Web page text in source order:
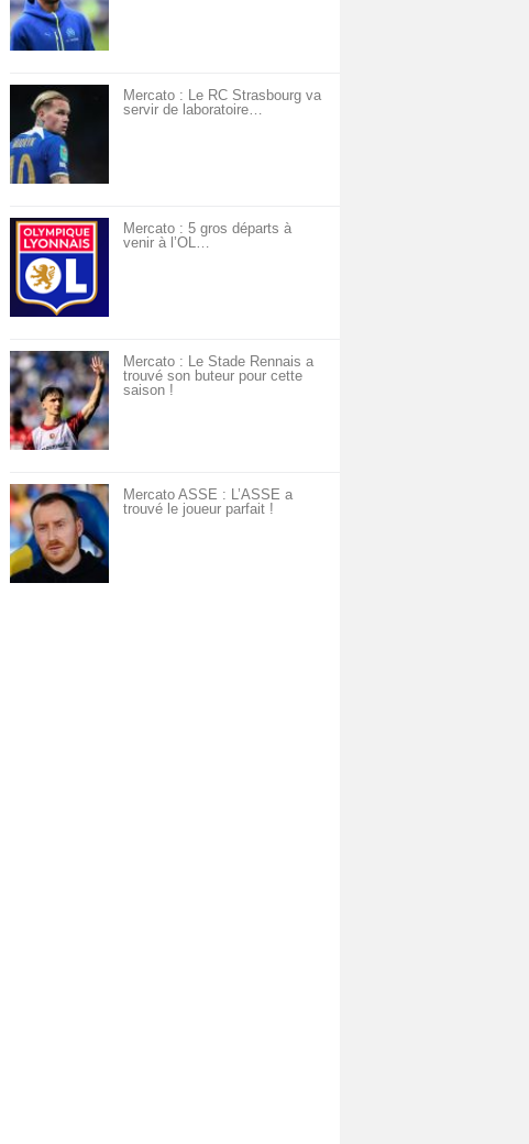
Mercato : Le RC Strasbourg va
servir de laboratoire…
Mercato : 5 gros départs à
venir à l’OL…
Mercato : Le Stade Rennais a
trouvé son buteur pour cette
saison !
Mercato ASSE : L’ASSE a
trouvé le joueur parfait !